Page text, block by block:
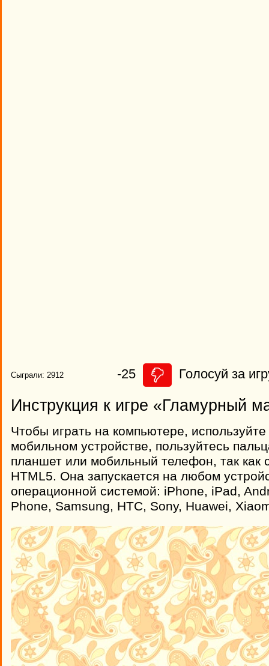
Сыграли: 2912 -25 Голосуй за
Инструкция к игре «Гламурный
Чтобы играть на компьютере,
мобильном устройстве, пользуйтесь
планшет или мобильный телефон, так как
HTML5. Она запускается на любом
операционной системой: iPhone, iPad,
Phone, Samsung, HTC, Sony, Huawei,